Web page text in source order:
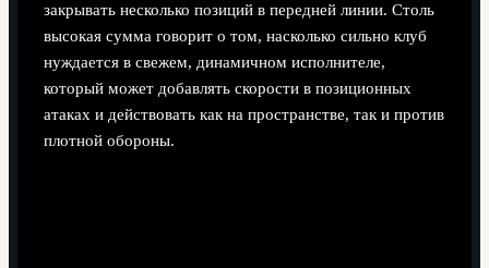
закрывать несколько позиций в передней линии. Столь
высокая сумма говорит о том, насколько сильно клуб
нуждается в свежем, динамичном исполнителе,
который может добавлять скорости в позиционных
атаках и действовать как на пространстве, так и против
плотной обороны.